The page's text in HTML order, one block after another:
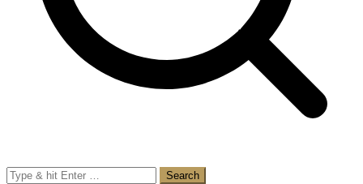
Search